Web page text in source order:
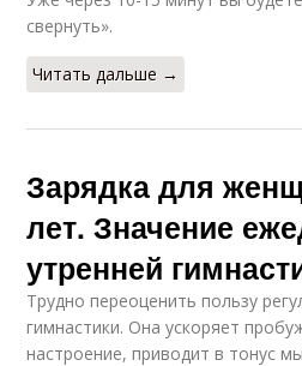
свернуть».
Читать дальше →
Зарядка для
лет. Значение
утренней
Трудно переоценить пользу
гимнастики. Она ускоряет
настроение, приводит в тонус